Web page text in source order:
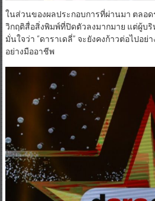
ในส่วนของผลประกอบการที่ผ่านมา ตลอด
วิกฤติสื่อสิ่งพิมพ์ที่ปิดตัวลงมากมาย แต่ผู้บริ
มั่นใจว่า “ดาราเดลี่” จะยังคงก้าวต่อไปอ
อย่างมืออาชีพ